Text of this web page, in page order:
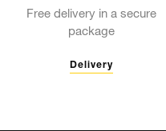
Free delivery in a secure
package
Delivery